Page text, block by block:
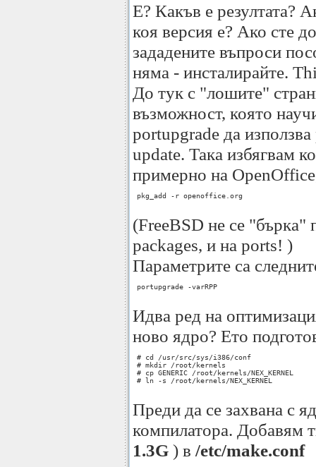
Е? Какъв е резултата?
коя версия е? Ако сте
зададените въпроси
няма - инсталирайте.
До тук с "лошите"
възможност, която
portupgrade да
update. Така избягвам
примерно на
pkg_add -r openoffice.org
(FreeBSD не се "бърка"
packages, и на ports! )
Параметрите са
portupgrade -varRPP
Идва ред на
ново ядро? Ето
# cd /usr/src/sys/i386/conf
# mkdir /root/kernels
# cp GENERIC /root/kernels/NEX_KERNEL
# ln -s /root/kernels/NEX_KERNEL
Преди да се захвана с
компилатора. Добaвям
1.3G ) в /etc/make.conf